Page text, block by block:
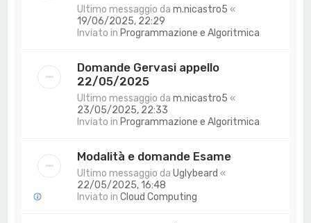
Ultimo messaggio dam.nicastro5 «
19/06/2025, 22:29
Inviato in Programmazione e Algoritmica
Domande Gervasi appello
22/05/2025
Ultimo messaggio dam.nicastro5 «
23/05/2025, 22:33
Inviato in Programmazione e Algoritmica
Modalità e domande Esame
Ultimo messaggio daUglybeard «
22/05/2025, 16:48
Inviato inCloud Computing